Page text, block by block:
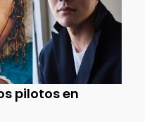
pilotos en